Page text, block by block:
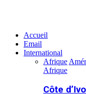
Accueil
Email
International
Afrique
Afrique
Côte